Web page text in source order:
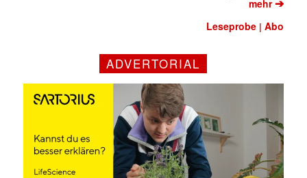
mehr➔
Leseprobe |Abo
ADVERTORIAL